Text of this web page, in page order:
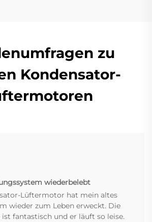
zu
Kondensator-
wiederbelebt
Lüftermotor hat mein altes
wieder zum Leben erweckt. Die
fantastisch und er läuft so leise.